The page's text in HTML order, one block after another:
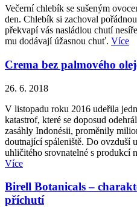
Večerní chlebík se sušeným
den. Chlebík si zachoval
překvapí vás nasládlou chutí
mu dodávají úžasnou chuť. Více
Crema bez palmového
26. 6. 2018
V listopadu roku 2016 udeřila
katastrof, které se doposud
zasáhly Indonésii, proměnily
doutnající spáleniště. Do ovzduší
uhličitého srovnatelné s produkcí
Více
Birell Botanicals –
příchutí